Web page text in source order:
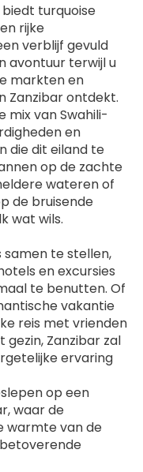
turquoise
rijke
verblijf gevuld
avontuur terwijl u
markten en
Zanzibar ontdekt.
mix van Swahili-
en
die dit eiland te
op de zachte
wateren of
de bruisende
wat wils.
samen te stellen,
en excursies
te benutten. Of
vakantie
reis met vrienden
Zanzibar zal
ervaring
op een
waar de
warmte van de